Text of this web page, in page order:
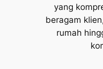
yang
beragam
rumah